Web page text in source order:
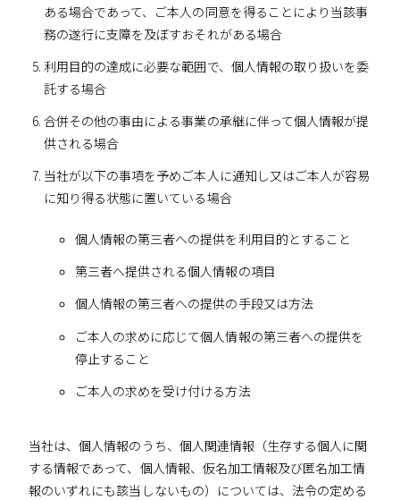
ある場合であって、ご本人の同意を得ることにより当該事
務の遂行に支障を及ぼすおそれがある場合
利用目的の達成に必要な範囲で、個人情報の取り扱いを委
託する場合
合併その他の事由による事業の承継に伴って個人情報が提
供される場合
当社が以下の事項を予めご本人に通知し又はご本人が容易
に知り得る状態に置いている場合
個人情報の第三者への提供を利用目的とすること
第三者へ提供される個人情報の項目
個人情報の第三者への提供の手段又は方法
ご本人の求めに応じて個人情報の第三者への提供を
停止すること
ご本人の求めを受け付ける方法
当社は、個人情報のうち、個人関連情報（生存する個人に関
する情報であって、個人情報、仮名加工情報及び匿名加工情
報のいずれにも該当しないもの）については、法令の定める